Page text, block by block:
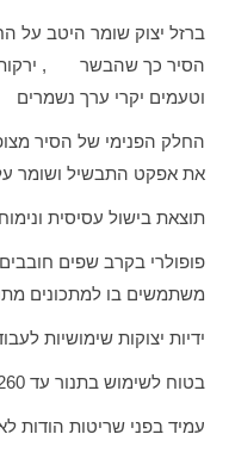
ברזל יצוק שומר היטב על
הסיר כך שהבשר , ירקות
וטעמים יקרי ערך נשמרים
החלק הפנימי של הסיר
את אפקט התבשיל ושומר
תוצאת בישול עסיסית
פופולרי בקרב שפים
משתמשים בו למתכונים
ידיות יצוקות שימושיות
בטוח לשימוש בתנור עד 260 מעלות צלזיוס
עמיד בפני שריטות הודות